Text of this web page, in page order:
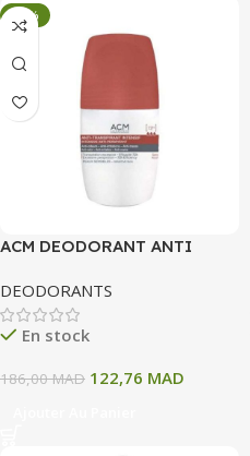
-34%
ACM DEODORANT ANTI
50 ML
DEODORANTS
En stock
186,00MAD 122,76 MAD